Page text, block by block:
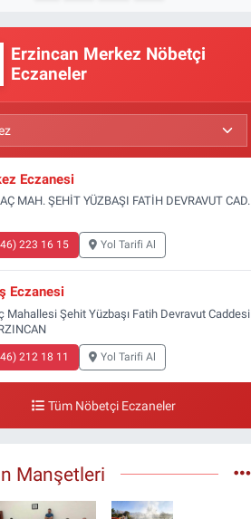
Erzincan Merkez Nöbetçi
Eczaneler
Eczanesi
MAH. ŞEHİT YÜZBAŞI FATİH DEVRAVUT CAD.
223 16 15 Yol Tarifi Al
Eczanesi
Mahallesi Şehit Yüzbaşı Fatih Devravut Caddesi
212 18 11 Yol Tarifi Al
Tüm Nöbetçi Eczaneler
Manşetleri